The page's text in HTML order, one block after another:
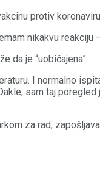
protiv
nikakvu reakciju
da je “uobičajena”.
I normalno
sam taj
za rad,